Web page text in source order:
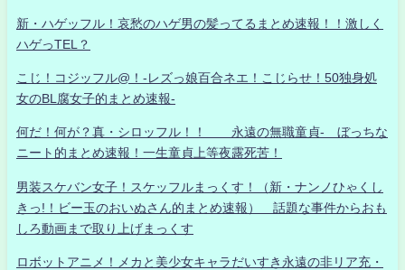
新・ハゲッフル！哀愁のハゲ男の髪ってるまとめ速報！！激しく
ハゲっTEL？
こじ！コジッフル@！-レズっ娘百合ネエ！こじらせ！50独身処
女のBL腐女子的まとめ速報-
何だ！何が？真・シロッフル！！ 永遠の無職童貞- ぼっちな
ニート的まとめ速報！一生童貞上等夜露死苦！
男装スケバン女子！スケッフルまっくす！（新・ナンノひゃくし
きっ!！ビー玉のおいぬさん的まとめ速報） 話題な事件からおも
しろ動画まで取り上げまっくす
ロボットアニメ！メカと美少女キャラだいすき永遠の非リア充・